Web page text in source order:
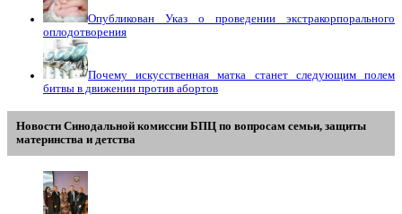
Опубликован Указ о проведении экстракорпорального
оплодотворения
Почему искусственная матка станет следующим полем
битвы в движении против абортов
Новости Синодальной комиссии БПЦ по вопросам семьи, защиты
материнства и детства